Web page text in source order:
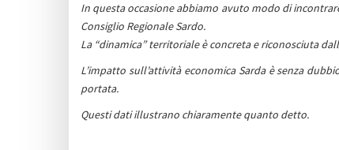
In questa occasione abbiamo avuto modo di
Consiglio Regionale Sardo.
La “dinamica” territoriale è concreta e riconosciuta
L’impatto sull’attività economica Sarda è senza
portata.
Questi dati illustrano chiaramente quanto detto.